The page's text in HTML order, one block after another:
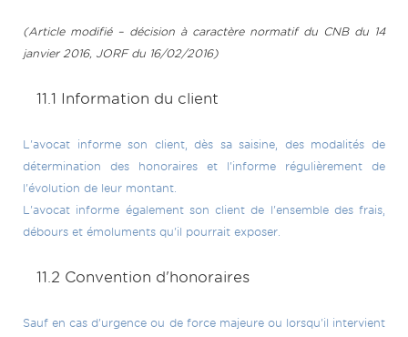
(Article modifié – décision à caractère normatif du CNB du 14
janvier 2016, JORF du 16/02/2016)
11.1 Information du client
L'avocat informe son client, dès sa saisine, des modalités de
détermination des honoraires et l'informe régulièrement de
l'évolution de leur montant.
L'avocat informe également son client de l'ensemble des frais,
débours et émoluments qu'il pourrait exposer.
11.2 Convention d'honoraires
Sauf en cas d'urgence ou de force majeure ou lorsqu'il intervient